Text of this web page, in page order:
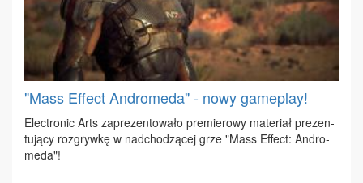
"Mass Effect Andromeda" - nowy gameplay!
Elec­tro­nic Arts za­pre­zen­to­wa­ło pre­mie­ro­wy ma­te­riał pre­zen­
tu­ją­cy roz­gryw­kę w nad­cho­dzą­cej grze "Mass Ef­fect: An­dro­
me­da"!